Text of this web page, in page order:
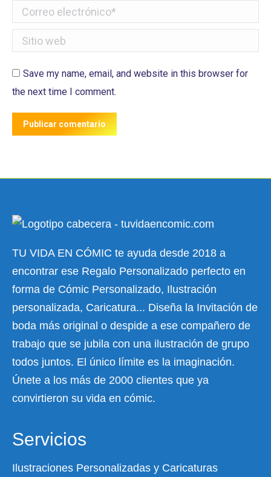
Correo electrónico *
Sitio web
Save my name, email, and website in this browser for
the next time I comment.
Publicar comentario
TU VIDA EN CÓMIC te ayuda desde 2018 a
encontrar ese Regalo Personalizado perfecto en
forma de Cómic Personalizado, Ilustración
personalizada, Caricatura... Diseña la Invitación de
boda más original o despide a ese compañero de
trabajo que se jubila con una ilustración de grupo
todos juntos. El único límite es la imaginación.
Únete a los más de 2000 clientes que ya
convirtieron su vida en cómic.
Servicios
Ilustraciones Personalizadas y Caricaturas